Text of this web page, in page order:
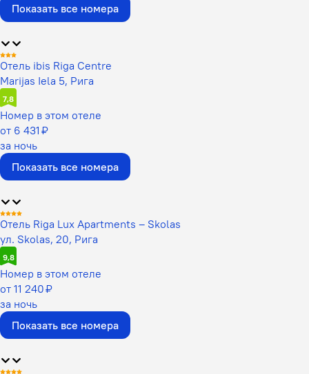
Показать все номера
Отель ibis Riga Centre
Marijas Iela 5, Рига
7,8
Номер в этом отеле
от 6 431 ₽
за ночь
Показать все номера
Отель Riga Lux Apartments – Skolas
ул. Skolas, 20, Рига
9,8
Номер в этом отеле
от 11 240 ₽
за ночь
Показать все номера